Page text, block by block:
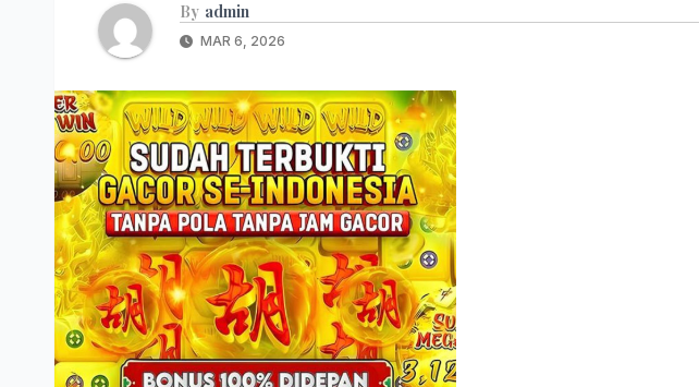
By admin
MAR 6, 2026